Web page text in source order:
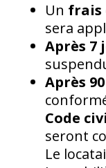
Un frais
sera
Après 7
Après
Code
seront
Le